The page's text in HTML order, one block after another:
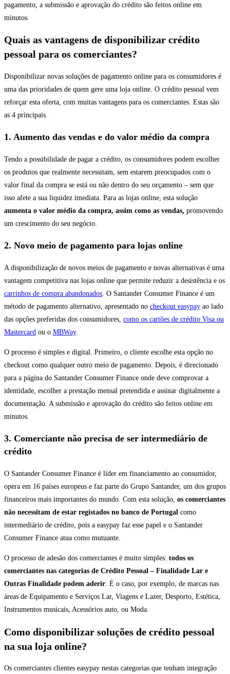
pagamento, a submissão e aprovação do crédito são feitos online em
minutos.
Quais as vantagens de disponibilizar crédito
pessoal para os comerciantes?
Disponibilizar novas soluções de pagamento online para os consumidores é
uma das prioridades de quem gere uma loja online. O crédito pessoal vem
reforçar esta oferta, com muitas vantagens para os comerciantes. Estas são
as 4 principais.
1. Aumento das vendas e do valor médio da compra
Tendo a possibilidade de pagar a crédito, os consumidores podem escolher
os produtos que realmente necessitam, sem estarem preocupados com o
valor final da compra se está ou não dentro do seu orçamento – sem que
isso afete a sua liquidez imediata. Para as lojas online, esta solução
aumenta o valor médio da compra, assim como as vendas, promovendo
um crescimento do seu negócio.
2. Novo meio de pagamento para lojas online
A disponibilização de novos meios de pagamento e novas alternativas é uma
vantagem competitiva nas lojas online que permite reduzir a desistência e os
carrinhos de compra abandonados . O Santander Consumer Finance é um
método de pagamento alternativo, apresentado no checkout easypay ao lado
das opções preferidas dos consumidores, como os cartões de crédito Visa ou
Mastercard ou o MBWay.
O processo é simples e digital. Primeiro, o cliente escolhe esta opção no
checkout como qualquer outro meio de pagamento. Depois, é direcionado
para a página do Santander Consumer Finance onde deve comprovar a
identidade, escolher a prestação mensal pretendida e assinar digitalmente a
documentação. A submissão e aprovação do crédito são feitos online em
minutos.
3. Comerciante não precisa de ser intermediário de
crédito
O Santander Consumer Finance é líder em financiamento ao consumidor,
opera em 16 países europeus e faz parte do Grupo Santander, um dos grupos
financeiros mais importantes do mundo. Com esta solução, os comerciantes
não necessitam de estar registados no banco de Portugal como
intermediário de crédito, pois a easypay faz esse papel e o Santander
Consumer Finance atua como mutuante.
O processo de adesão dos comerciantes é muito simples: todos os
comerciantes nas categorias de Crédito Pessoal – Finalidade Lar e
Outras Finalidade podem aderir . É o caso, por exemplo, de marcas nas
áreas de Equipamento e Serviços Lar, Viagens e Lazer, Desporto, Estética,
Instrumentos musicais, Acessórios auto, ou Moda.
Como disponibilizar soluções de crédito pessoal
na sua loja online?
Os comerciantes clientes easypay nestas categorias que tenham integração